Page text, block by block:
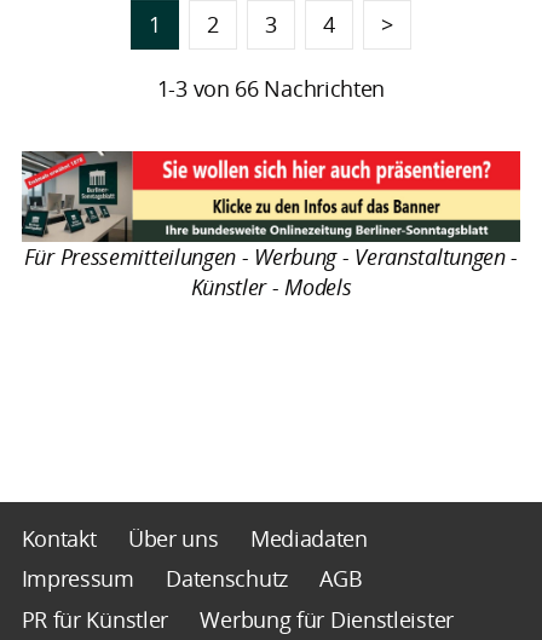
1 2 3 4 >
1-3 von 66 Nachrichten
Für Pressemitteilungen - Werbung - Veranstaltungen -
Künstler - Models
Kontakt Über uns
Mediadaten
Impressum
Datenschutz
AGB
PR für Künstler
Werbung für Dienstleister